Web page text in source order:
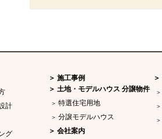
計
グ
施工事例
土地・モデルハウス 分譲物件
特選住宅用地
分譲モデルハウス
会社案内